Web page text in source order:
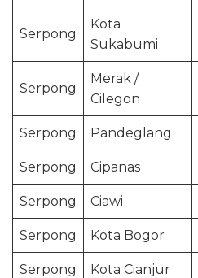
Serpong
Kota
Sukabumi
Serpong
Merak /
Cilegon
Serpong Pandeglang
Serpong Cipanas
Serpong Ciawi
Serpong Kota Bogor
Serpong Kota Cianjur